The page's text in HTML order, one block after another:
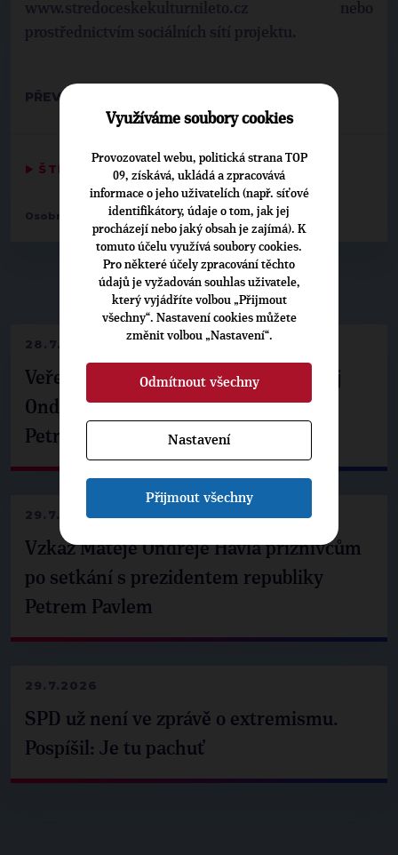
▶NEPŘEHLÉDNĚTE◀
28.7.2026
Veřejné finance, euro i školství. Matěj
Ondřej Havel jednal s prezidentem
Petrem Pavlem
29.7.2026
Vzkaz Matěje Ondřeje Havla příznivcům
po setkání s prezidentem republiky
Petrem Pavlem
29.7.2026
SPD už není ve zprávě o extremismu.
Pospíšil: Je tu pachuť
www.stredoceskekulturnileto.cz nebo
prostřednictvím sociálních sítí projektu.
PŘEVZATO Z: STŘEDOČESKÝ KRAJ
▶ ŠTÍTKY
Osobnosti: Václav Švenda
Využíváme soubory cookies
Provozovatel webu, politická strana TOP
09, získává, ukládá a zpracovává
informace o jeho uživatelích (např. síťové
identifikátory, údaje o tom, jak jej
procházejí nebo jaký obsah je zajímá). K
tomuto účelu využívá soubory cookies.
Pro některé účely zpracování těchto
údajů je vyžadován souhlas uživatele,
který vyjádříte volbou „Přijmout
všechny“. Nastavení cookies můžete
změnit volbou „Nastavení“.
Odmítnout všechny
Nastavení
Přijmout všechny